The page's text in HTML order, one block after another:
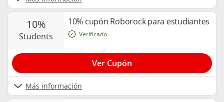
10%
students
10% cupón Roborock para estudiantes
Más información
Verificado
Ver Cupón